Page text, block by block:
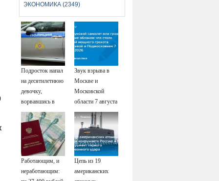
ЭКОНОМИКА (2349)
Подросток напал
на десятилетнюю
девочку,
ворвавшись в
квартиру
Звук взрыва в
Москве и
Московской
области 7 августа
2026 года:
Причины,
источник, откуда
был громкий
хлопок
Работающим, и
неработающим:
Цепь из 19
американских